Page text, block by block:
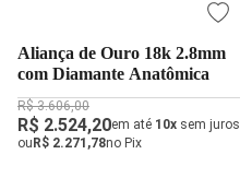
Aliança de Ouro 18k 2.8mm
com Diamante Anatômica
R$ 3.606,00
R$ 2.524,20em até 10x sem juros
ouR$ 2.271,78no Pix